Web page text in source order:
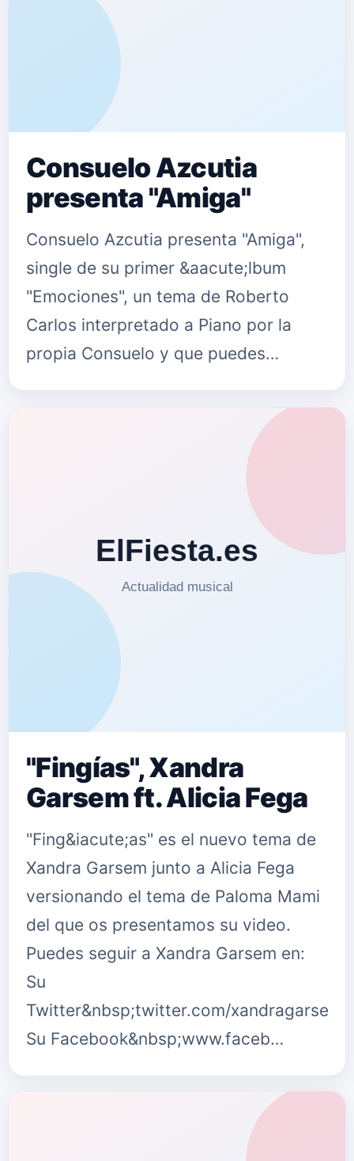
Consuelo Azcutia
presenta "Amiga"
Consuelo Azcutia presenta "Amiga",
single de su primer &aacute;lbum
"Emociones", un tema de Roberto
Carlos interpretado a Piano por la
propia Consuelo y que puedes
Plataformas Digitales y en este link.
"Fingías", Xandra
Garsem ft. Alicia Fega
"Fing&iacute;as" es el nuevo tema de
Xandra Garsem junto a Alicia Fega
versionando el tema de Paloma Mami
del que os presentamos su video.
Puedes seguir a Xandra Garsem en:
Su
Twitter&nbsp;twitter.com/xandragarsem
Su Facebook&nbsp;www.faceb…